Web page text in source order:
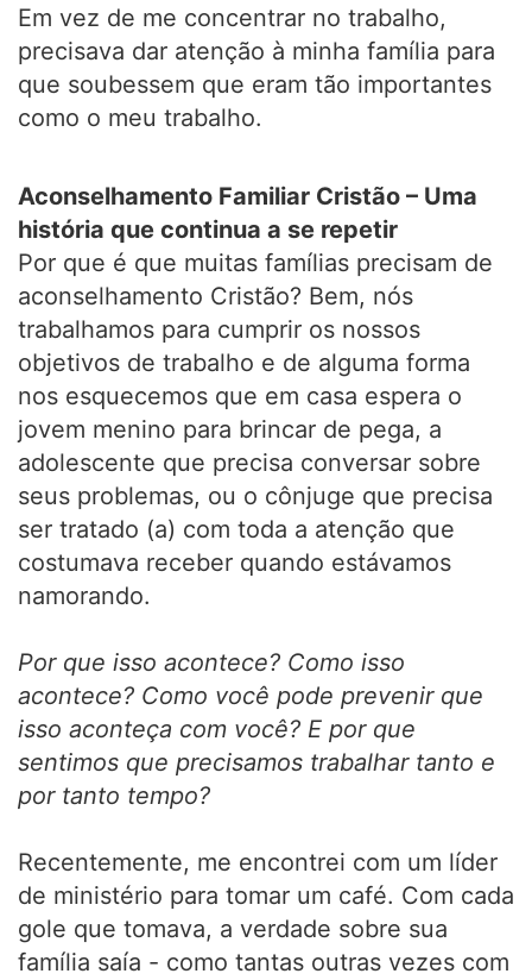
Em vez de me concentrar no trabalho,
precisava dar atenção à minha família para
que soubessem que eram tão importantes
como o meu trabalho.
Aconselhamento Familiar Cristão – Uma
história que continua a se repetir
Por que é que muitas famílias precisam de
aconselhamento Cristão? Bem, nós
trabalhamos para cumprir os nossos
objetivos de trabalho e de alguma forma
nos esquecemos que em casa espera o
jovem menino para brincar de pega, a
adolescente que precisa conversar sobre
seus problemas, ou o cônjuge que precisa
ser tratado (a) com toda a atenção que
costumava receber quando estávamos
namorando.
Por que isso acontece? Como isso
acontece? Como você pode prevenir que
isso aconteça com você? E por que
sentimos que precisamos trabalhar tanto e
por tanto tempo?
Recentemente, me encontrei com um líder
de ministério para tomar um café. Com cada
gole que tomava, a verdade sobre sua
família saía - como tantas outras vezes com